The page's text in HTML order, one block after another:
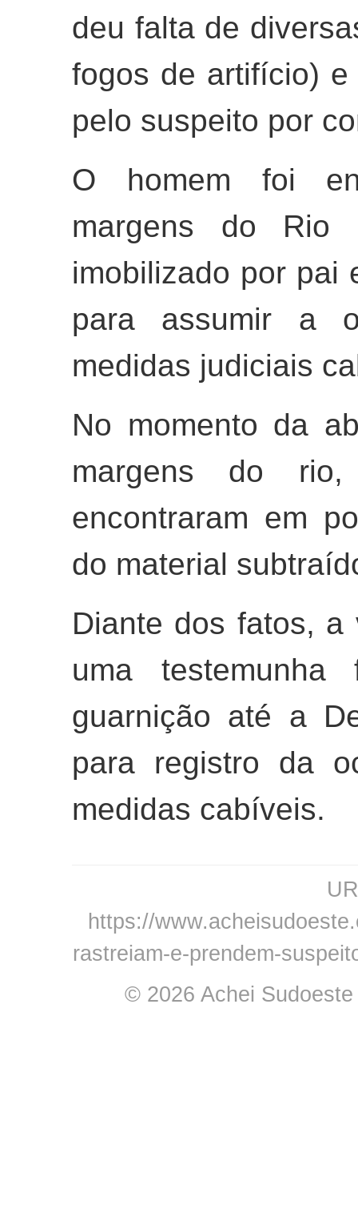
deu falta de
fogos de artifício)
pelo suspeito por
O homem foi
margens do Rio
imobilizado por pai
para assumir a
medidas judiciais
No momento da
margens do
encontraram em
do material
Diante dos fatos,
uma testemunha
guarnição até a
para registro da
medidas cabíveis.
https://
rastreiam-e-prendem-
© 2026 Achei